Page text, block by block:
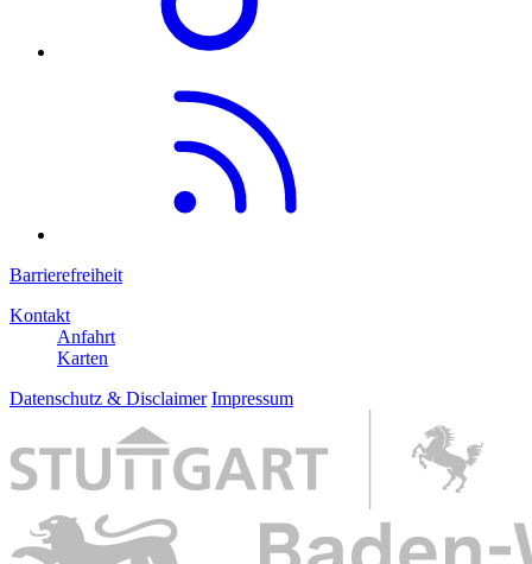
Barrierefreiheit
Kontakt
Anfahrt
Karten
Datenschutz & Disclaimer Impressum